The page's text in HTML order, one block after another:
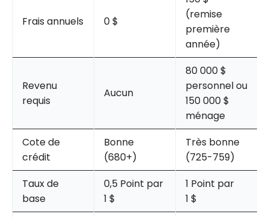
Frais annuels 0 $
(remise
première
année)
Revenu
requis
Aucun
80 000 $
personnel ou
150 000 $
ménage
Cote de
crédit
Bonne
(680+)
Très bonne
(725-759)
Taux de
base
0,5 Point par
1 $
1 Point par
1 $